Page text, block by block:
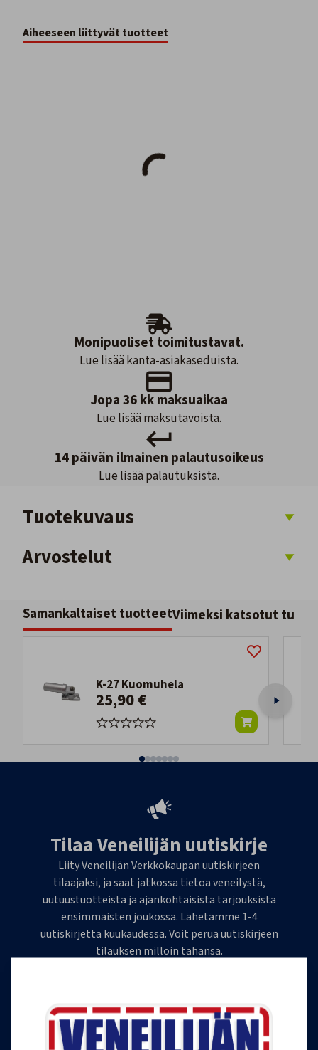
Aiheeseen liittyvät tuotteet
Monipuoliset toimitustavat.
Lue lisää kanta-asiakaseduista.
Jopa 36 kk maksuaikaa
Lue lisää maksutavoista.
14 päivän ilmainen palautusoikeus
Lue lisää palautuksista.
Tuotekuvaus
Arvostelut
Samankaltaiset tuotteetViimeksi katsotut
K-27 Kuomuhela
25,90 €
Tilaa Veneilijän uutiskirje
Liity Veneilijän Verkkokaupan uutiskirjeen
tilaajaksi, ja saat jatkossa tietoa veneilystä,
uutuustuotteista ja ajankohtaisista tarjouksista
ensimmäisten joukossa. Lähetämme 1-4
uutiskirjettä kuukaudessa. Voit perua uutiskirjeen
tilauksen milloin tahansa.
Tilaa uutiskirje